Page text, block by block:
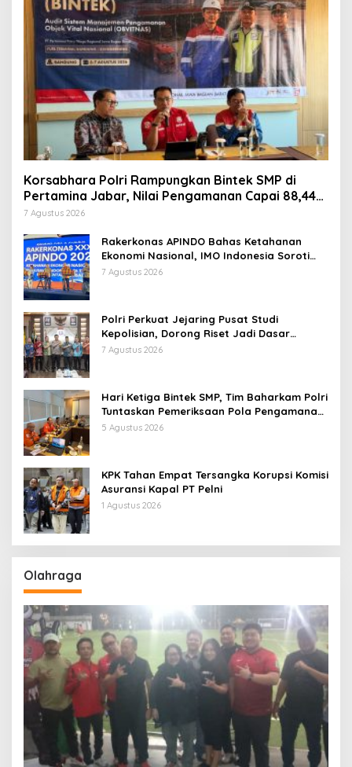
Korsabhara Polri Rampungkan Bintek SMP di
Pertamina Jabar, Nilai Pengamanan Capai 88,44
Persen
7 Agustus 2026
Rakerkonas APINDO Bahas Ketahanan
Ekonomi Nasional, IMO Indonesia Soroti
Pentingnya Kolaborasi Lintas Sektor
7 Agustus 2026
Polri Perkuat Jejaring Pusat Studi
Kepolisian, Dorong Riset Jadi Dasar
Kebijakan dan Inovasi
7 Agustus 2026
Hari Ketiga Bintek SMP, Tim Baharkam Polri
Tuntaskan Pemeriksaan Pola Pengamanan
Pertamina Patra Niaga Jabar
5 Agustus 2026
KPK Tahan Empat Tersangka Korupsi Komisi
Asuransi Kapal PT Pelni
1 Agustus 2026
Olahraga